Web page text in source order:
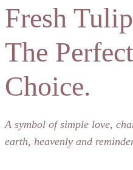
Fresh
The Perfect
Choice.
A symbol of simple love,
earth, heavenly and